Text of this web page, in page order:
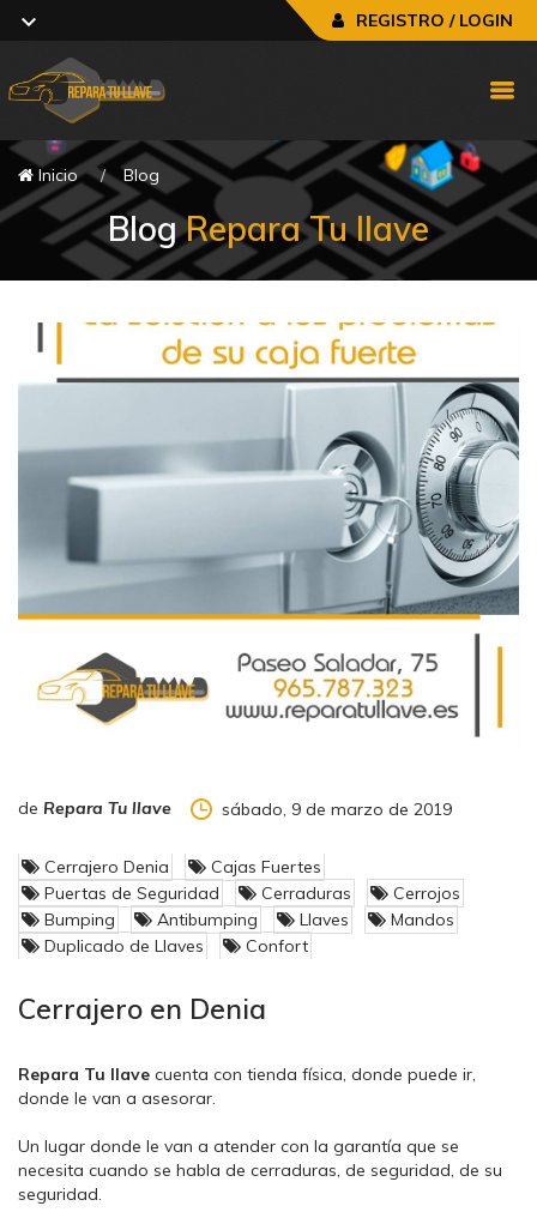
REGISTRO / LOGIN
Inicio Blog
BlogRepara Tu llave
de Repara Tu llave sábado, 9 de marzo de 2019
Cerrajero Denia
Cajas Fuertes
Puertas de Seguridad
Cerraduras
Cerrojos
Bumping
Antibumping Llaves
Mandos
Duplicado de Llaves
Confort
Cerrajero en Denia
Repara Tu llave cuenta con tienda física, donde puede ir,
donde le van a asesorar.
Un lugar donde le van a atender con la garantía que se
necesita cuando se habla de cerraduras, de seguridad, de su
seguridad.